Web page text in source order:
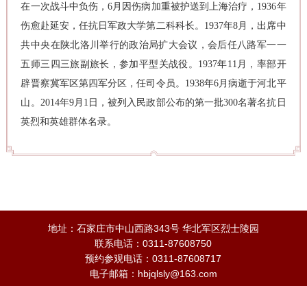
在一次战斗中负伤，6月因伤病加重被护送到上海治疗，1936年
伤愈赴延安，任抗日军政大学第二科科长。1937年8月，出席中
共中央在陕北洛川举行的政治局扩大会议，会后任八路军一一
五师三四三旅副旅长，参加平型关战役。1937年11月，率部开
辟晋察冀军区第四军分区，任司令员。1938年6月病逝于河北平
山。2014年9月1日，被列入民政部公布的第一批300名著名抗日
英烈和英雄群体名录。
地址：石家庄市中山西路343号 华北军区烈士陵园
联系电话：0311-87608750
预约参观电话：0311-87608717
电子邮箱：hbjqlsly@163.com